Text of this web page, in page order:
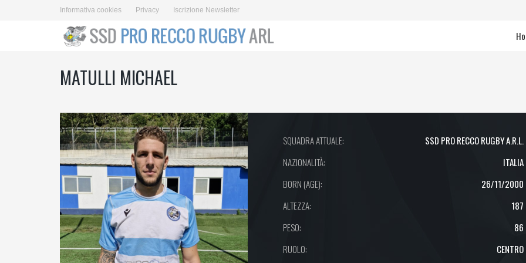
Informativa cookies Privacy Iscrizione Newsletter
MATULLI MICHAEL
SQUADRA ATTUALE:
SSD PRO RECCO RUGBY A.R.L.
NAZIONALITÀ:
ITALIA
BORN (AGE):
26/11/2000
ALTEZZA:
187
PESO:
86
RUOLO:
CENTRO